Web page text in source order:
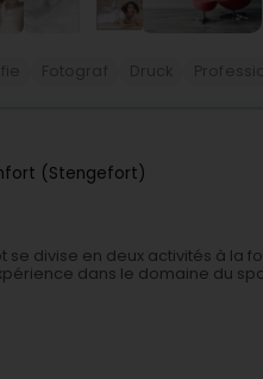
(Stengefort)
divise en deux activités à la
dans le domaine du